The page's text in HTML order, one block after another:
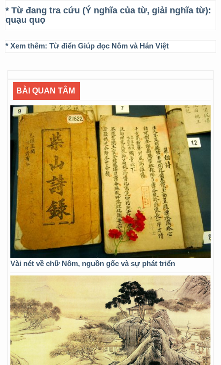
* Từ đang tra cứu (Ý nghĩa của từ, giải nghĩa từ):
quạu quọ
* Xem thêm: Từ điển Giúp đọc Nôm và Hán Việt
BÀI QUAN TÂM
Vài nét về chữ Nôm, nguồn gốc và sự phát triển